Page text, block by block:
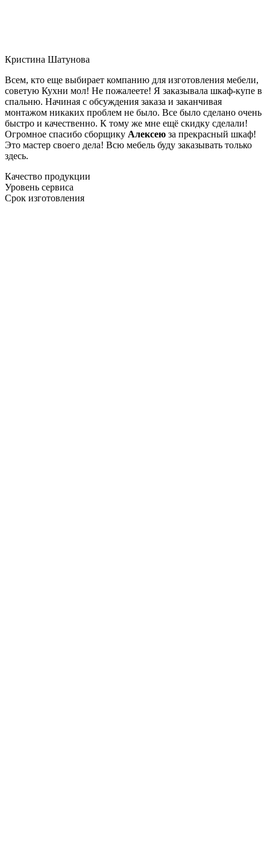
Кристина Шатунова
Всем, кто еще выбирает компанию для изготовления мебели,
советую Кухни мол! Не пожалеете! Я заказывала шкаф-купе в
спальню. Начиная с обсуждения заказа и заканчивая
монтажом никаких проблем не было. Все было сделано очень
быстро и качественно. К тому же мне ещё скидку сделали!
Огромное спасибо сборщику Алексею за прекрасный шкаф!
Это мастер своего дела! Всю мебель буду заказывать только
здесь.
Качество продукции
Уровень сервиса
Срок изготовления